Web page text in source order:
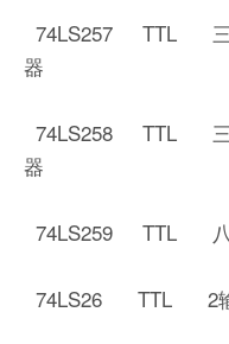
74LS257 TTL 三
器
74LS258 TTL 三
器
74LS259 TTL 八
74LS26 TTL 2输